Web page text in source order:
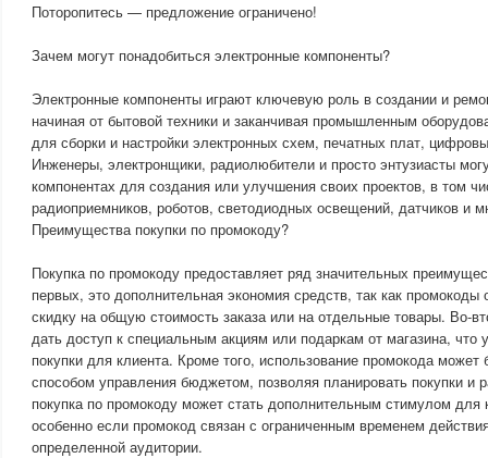
Поторопитесь — предложение ограничено!
Зачем могут понадобиться электронные компоненты?
Электронные компоненты играют ключевую роль в создании и
начиная от бытовой техники и заканчивая промышленным
для сборки и настройки электронных схем, печатных плат,
Инженеры, электронщики, радиолюбители и просто энтузиасты
компонентах для создания или улучшения своих проектов, в том
радиоприемников, роботов, светодиодных освещений, датчиков и
Преимущества покупки по промокоду?
Покупка по промокоду предоставляет ряд значительных
первых, это дополнительная экономия средств, так как
скидку на общую стоимость заказа или на отдельные товары. Во-
дать доступ к специальным акциям или подаркам от магазина, что
покупки для клиента. Кроме того, использование промокода
способом управления бюджетом, позволяя планировать покупки и
покупка по промокоду может стать дополнительным стимулом для
особенно если промокод связан с ограниченным временем
определенной аудитории.